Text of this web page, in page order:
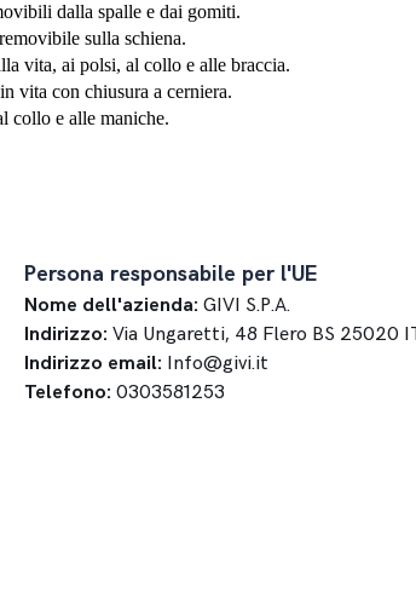
dalla spalle e dai gomiti.
sulla schiena.
vita, ai polsi, al collo e alle braccia.
vita con chiusura a cerniera.
collo e alle maniche.
Persona responsabile per l'UE
Nome dell'azienda: GIVI S.P.A.
Indirizzo: Via Ungaretti, 48 Flero BS 25020
Indirizzo email: Info@givi.it
Telefono: 0303581253